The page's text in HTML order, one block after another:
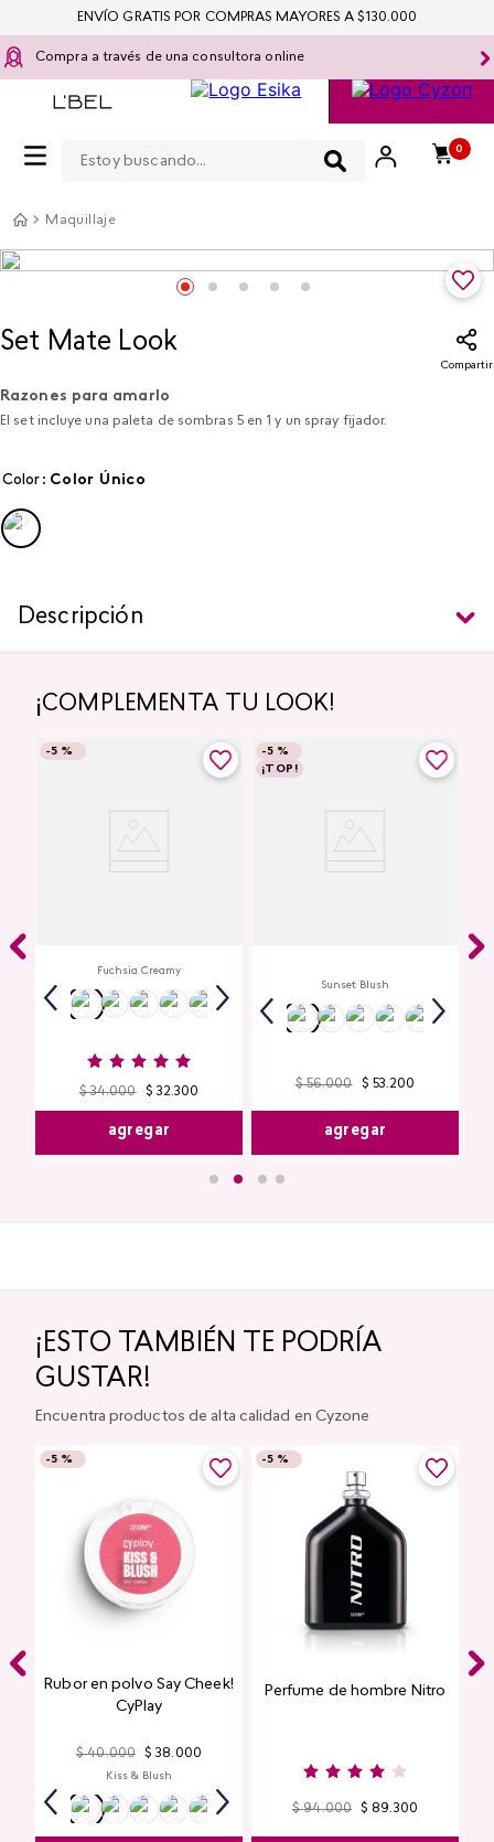
Compra a través de una consultora online
0
ENVÍO GRATIS POR COMPRAS MAYORES A $130.000
Maquillaje
Set Mate Look
Compartir
Razones para amarlo
El set incluye una paleta de sombras 5 en 1 y un spray fijador.
Color : color único
Descripción
¡COMPLEMENTA TU LOOK!
-5 %
Fuchsia Creamy
$ 34.000 $ 32.300
agregar
-5 %
¡TOP!
Sunset Blush
$ 56.000 $ 53.200
agregar
¡ESTO TAMBIÉN TE PODRÍA
GUSTAR!
Encuentra productos de alta calidad en Cyzone
-5 %
Rubor en polvo Say Cheek!
CyPlay
$ 40.000 $ 38.000
Kiss & Blush
-5 %
Perfume de hombre Nitro
$ 94.000 $ 89.300